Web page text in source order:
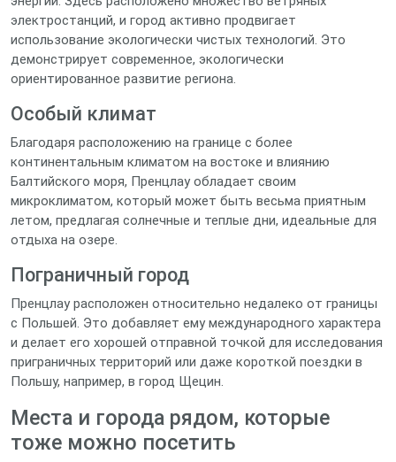
электростанций, и город активно продвигает
использование экологически чистых технологий. Это
демонстрирует современное, экологически
ориентированное развитие региона.
Особый климат
Благодаря расположению на границе с более
континентальным климатом на востоке и влиянию
Балтийского моря, Пренцлау обладает своим
микроклиматом, который может быть весьма приятным
летом, предлагая солнечные и теплые дни, идеальные для
отдыха на озере.
Пограничный город
Пренцлау расположен относительно недалеко от границы
с Польшей. Это добавляет ему международного характера
и делает его хорошей отправной точкой для исследования
приграничных территорий или даже короткой поездки в
Польшу, например, в город Щецин.
Места и города рядом, которые
тоже можно посетить